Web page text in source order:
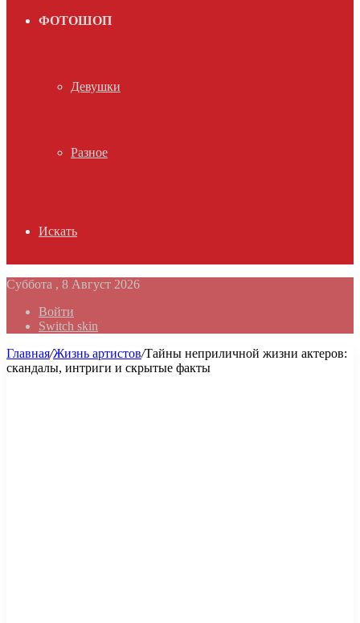
ФОТОШОП
Девушки
Разное
Искать
Суббота , 8 Август 2026
Войти
Switch skin
Главная/Жизнь артистов/Тайны неприличной жизни актеров:
скандалы, интриги и скрытые факты